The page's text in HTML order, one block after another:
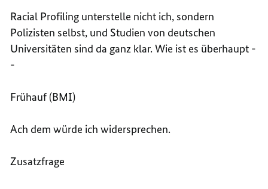
Racial Profiling unterstelle nicht ich, sondern
Polizisten selbst, und Studien von deutschen
Universitäten sind da ganz klar. Wie ist es überhaupt -
-
Frühauf (BMI)
Ach dem würde ich widersprechen.
Zusatzfrage